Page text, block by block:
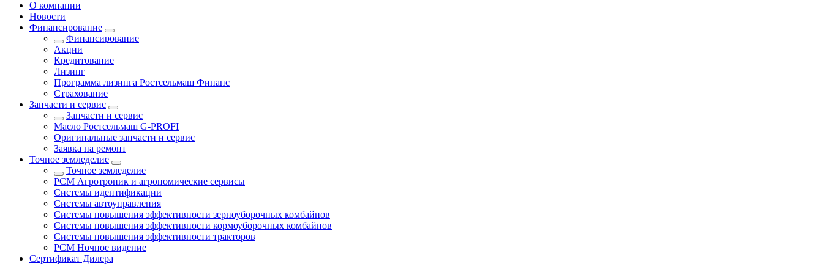
О компании
Новости
Финансирование
Финансирование
Акции
Кредитование
Лизинг
Программа лизинга Ростсельмаш Финанс
Страхование
Запчасти и сервис
Запчасти и сервис
Масло Ростсельмаш G-PROFI
Оригинальные запчасти и сервис
Заявка на ремонт
Точное земледелие
Точное земледелие
РСМ Агротроник и агрономические сервисы
Системы идентификации
Системы автоуправления
Системы повышения эффективности зерноуборочных комбайнов
Системы повышения эффективности кормоуборочных комбайнов
Системы повышения эффективности тракторов
РСМ Ночное видение
Сертификат Дилера